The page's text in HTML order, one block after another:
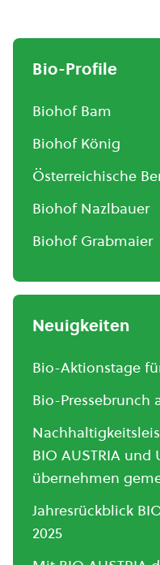
Bio-Profile
Biohof Bam
Biohof König
Österreichische
Biohof Nazlbauer
Biohof Grabmaier
Neuigkeiten
Bio-Aktionstage
Bio-Pressebrunch
BIO AUSTRIA
übernehmen
Jahresrückblick
2025